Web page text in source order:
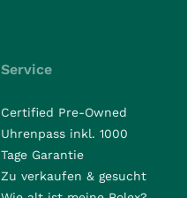
Service
Certified Pre-Owned
Uhrenpass inkl. 1000
Tage Garantie
Zu verkaufen & gesucht